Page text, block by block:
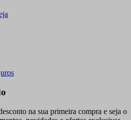
na sua primeira compra e seja o